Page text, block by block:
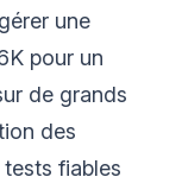
une
pour un
de grands
des
fiables